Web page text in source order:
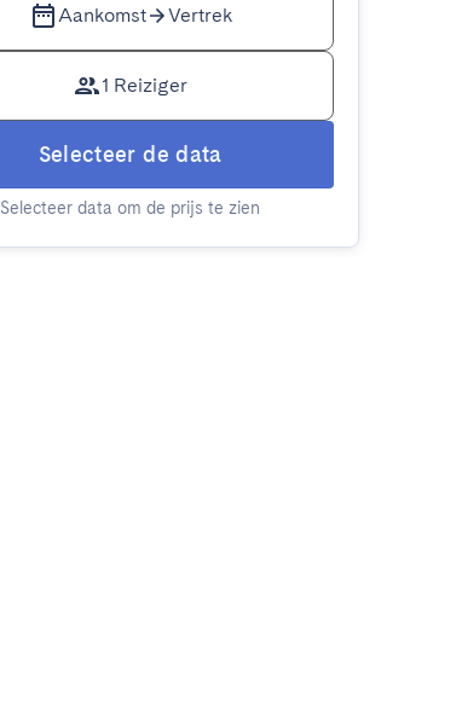
Aankomst Vertrek
1 Reiziger
Selecteer de data
Selecteer data om de prijs te zien